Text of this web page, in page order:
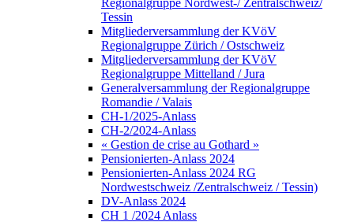
Regionalgruppe Nordwest-/ Zentralschweiz/
Tessin
Mitgliederversammlung der KVöV
Regionalgruppe Zürich / Ostschweiz
Mitgliederversammlung der KVöV
Regionalgruppe Mittelland / Jura
Generalversammlung der Regionalgruppe
Romandie / Valais
CH-1/2025-Anlass
CH-2/2024-Anlass
« Gestion de crise au Gothard »
Pensionierten-Anlass 2024
Pensionierten-Anlass 2024 RG
Nordwestschweiz /Zentralschweiz / Tessin)
DV-Anlass 2024
CH 1 /2024 Anlass